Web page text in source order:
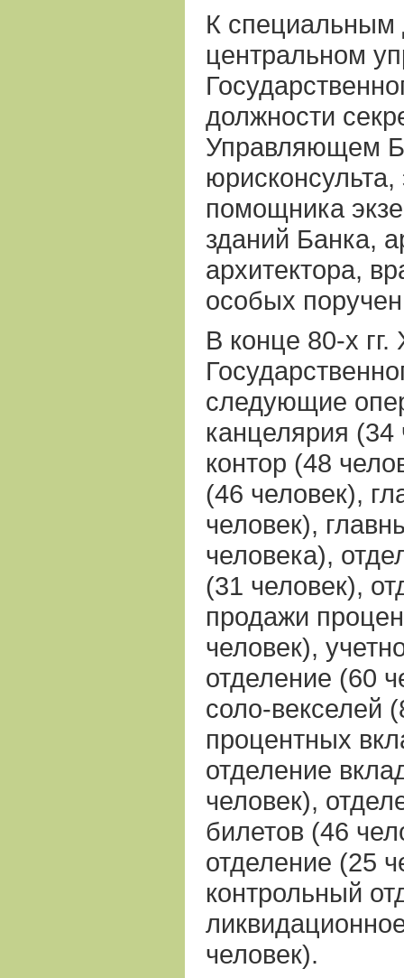
К специальным
центральном
должности
Управляющем
юрисконсульта,
помощника
зданий Банка,
архитектора,
особых
В конце 80-х гг.
следующие
канцелярия (34
контор (48
(46 человек),
человек),
человека),
(31 человек),
продажи
человек),
отделение (60
соло-векселей
процентных
отделение
человек),
билетов (46
отделение (25
контрольный
человек).